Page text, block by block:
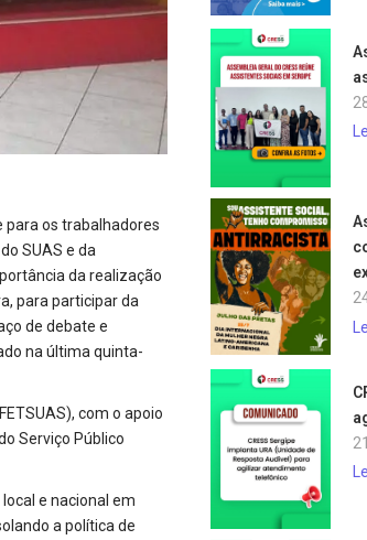
para os trabalhadores
SUAS e da
da realização
para participar da
de debate e
na última quinta-
com o apoio
Serviço Público
e nacional em
a política de